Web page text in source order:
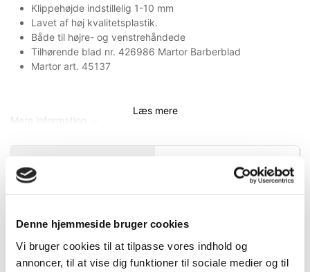
Denne hjemmeside bruger cookies
Vi bruger cookies til at tilpasse vores indhold og
annoncer, til at vise dig funktioner til sociale medier og til
Klippehøjde indstillelig 1-10 mm
Lavet af høj kvalitetsplastik.
Både til højre- og venstrehåndede
Tilhørende blad nr. 426986 Martor Barberblad
Martor art. 45137
Mere information
Læs mere
Information
EAN-nr. 4002632451379